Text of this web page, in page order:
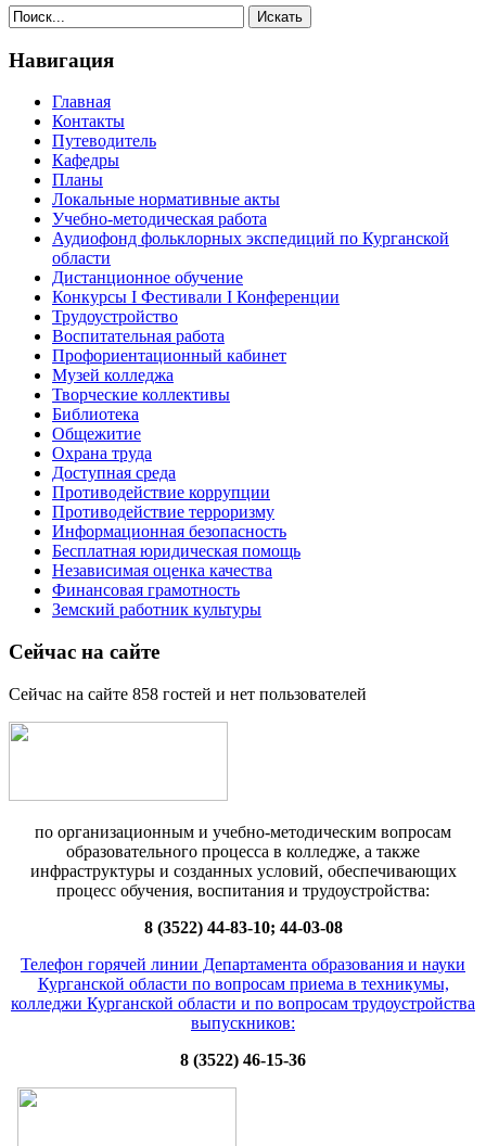
Навигация
Главная
Контакты
Путеводитель
Кафедры
Планы
Локальные нормативные акты
Учебно-методическая работа
Аудиофонд фольклорных экспедиций по Курганской
области
Дистанционное обучение
Конкурсы I Фестивали I Конференции
Трудоустройство
Воспитательная работа
Профориентационный кабинет
Музей колледжа
Творческие коллективы
Библиотека
Общежитие
Охрана труда
Доступная среда
Противодействие коррупции
Противодействие терроризму
Информационная безопасность
Бесплатная юридическая помощь
Независимая оценка качества
Финансовая грамотность
Земский работник культуры
Сейчас на сайте
Сейчас на сайте 858 гостей и нет пользователей
по организационным и учебно-методическим вопросам
образовательного процесса в колледже, а также
инфраструктуры и созданных условий, обеспечивающих
процесс обучения, воспитания и трудоустройства:
8 (3522) 44-83-10; 44-03-08
Телефон горячей линии Департамента образования и науки
Курганской области по вопросам приема в техникумы,
колледжи Курганской области и по вопросам трудоустройства
выпускников:
8 (3522) 46-15-36